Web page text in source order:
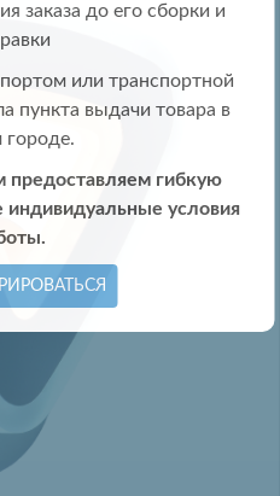
заказа до его сборки и
или транспортной
пункта выдачи товара в
городе.
предоставляем гибкую
индивидуальные условия